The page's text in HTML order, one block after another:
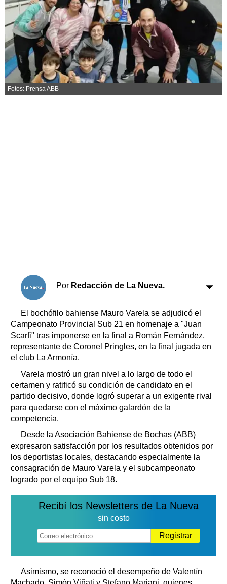
libre
Tecnología
Turismo
Salud
Es viral
El tiempo
Fúnebres
Clasificados
Fotos: Prensa ABB
Por Redacción de La Nueva.
El bochófilo bahiense Mauro Varela se adjudicó el
Campeonato Provincial Sub 21 en homenaje a "Juan
Scarfi" tras imponerse en la final a Román Fernández,
representante de Coronel Pringles, en la final jugada en
el club La Armonía.
Varela mostró un gran nivel a lo largo de todo el
certamen y ratificó su condición de candidato en el
partido decisivo, donde logró superar a un exigente rival
para quedarse con el máximo galardón de la
competencia.
Desde la Asociación Bahiense de Bochas (ABB)
expresaron satisfacción por los resultados obtenidos por
los deportistas locales, destacando especialmente la
consagración de Mauro Varela y el subcampeonato
logrado por el equipo Sub 18.
Recibí los Newsletters de La Nueva
sin costo
Registrar
Asimismo, se reconoció el desempeño de Valentín